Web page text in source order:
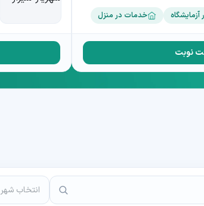
خدمات در منزل
نوبت
انتخاب شهر